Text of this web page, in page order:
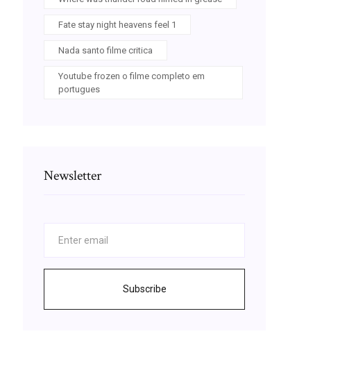
Fate stay night heavens feel 1
Nada santo filme critica
Youtube frozen o filme completo em
portugues
Newsletter
Subscribe